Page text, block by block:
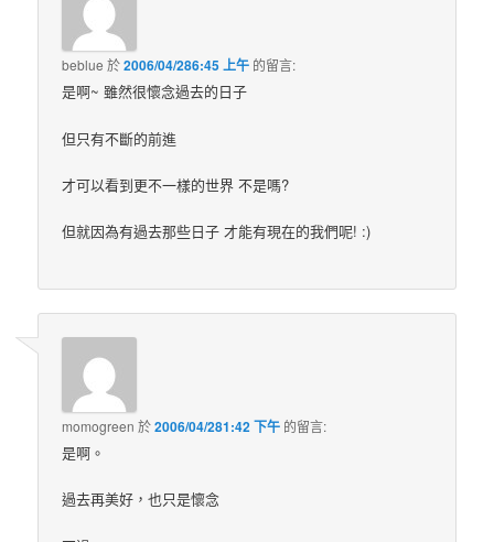
beblue 於2006/04/286:45 上午 的留言:
是啊~ 雖然很懷念過去的日子
但只有不斷的前進
才可以看到更不一樣的世界 不是嗎?
但就因為有過去那些日子 才能有現在的我們呢! :)
momogreen 於2006/04/281:42 下午 的留言:
是啊。
過去再美好，也只是懷念